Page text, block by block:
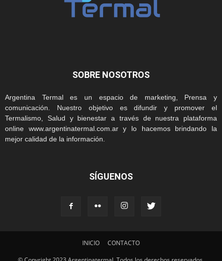
SOBRE NOSOTROS
Argentina Termal es un espacio de marketing, Prensa y
comunicación. Nuestro objetivo es difundir y promover el
Termalismo, Salud y bienestar a través de nuestra plataforma
online www.argentinatermal.com.ar y lo hacemos brindando la
mejor calidad de la información.
SÍGUENOS
INICIO
CONTACTO